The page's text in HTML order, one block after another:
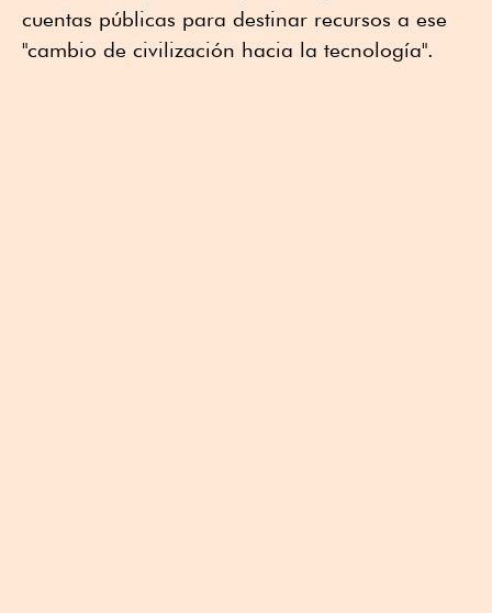
cuentas públicas para destinar recursos a ese
"cambio de civilización hacia la tecnología".